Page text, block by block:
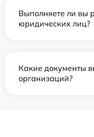
Выполняете ли вы
юридических лиц?
Какие документы
организаций?